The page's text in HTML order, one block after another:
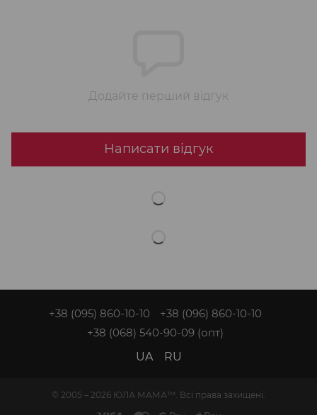
Додайте перший відгук
Написати відгук
+38 (095) 860-10-10
+38 (096) 860-10-10
+38 (068) 540-90-09 (опт)
© 2005 – 2026 ЮЛА МАМА™. Всі права захищені.
UA RU